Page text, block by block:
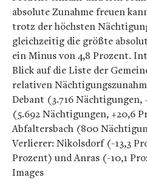
absolute Zunahme freuen
trotz der höchsten
gleichzeitig die größte
ein Minus von 4,8 Prozent.
Blick auf die Liste der
relativen
Debant (3.716 Nächtigungen,
(5.692 Nächtigungen, +20,6
Abfaltersbach (800
Verlierer: Nikolsdorf (-13,3
Prozent) und Anras (-10,1
Images